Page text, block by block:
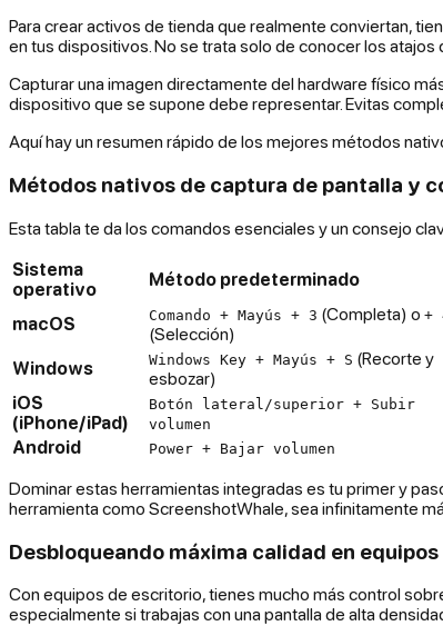
Para crear activos de tienda que realmente conviertan,
en tus dispositivos. No se trata solo de conocer los
Capturar una imagen directamente del hardware físico
dispositivo que se supone debe representar. Evitas
Aquí hay un resumen rápido de los mejores métodos
Métodos nativos de captura de pantalla y
Esta tabla te da los comandos esenciales y un consejo
Sistema
operativo
Método predeterminado
macOS Comando + Mayús + 3 (Completa) o +
(Selección)
Windows Windows Key + Mayús + S (Recorte y
esbozar)
iOS
(iPhone/iPad)
Botón lateral/superior + Subir
volumen
Android
Power + Bajar volumen
Dominar estas herramientas integradas es tu primer y
herramienta como ScreenshotWhale, sea infinitamente
Desbloqueando máxima calidad en
Con equipos de escritorio, tienes mucho más control
especialmente si trabajas con una pantalla de alta